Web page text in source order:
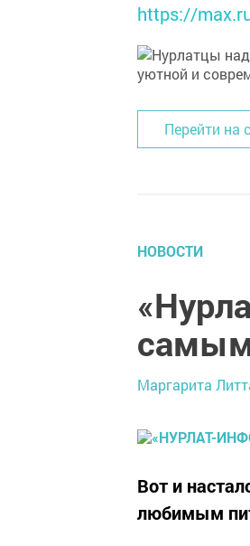
https://
Перейти на
НОВОСТИ
Маргарита
Вот и
любимым